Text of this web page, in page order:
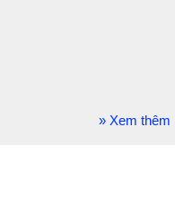
» Xem thêm